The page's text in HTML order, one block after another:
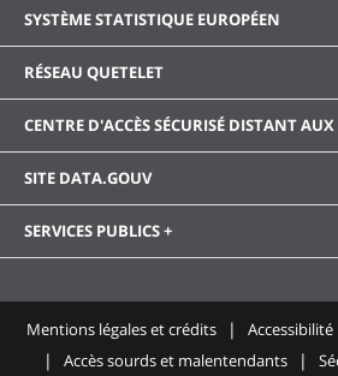
SYSTÈME STATISTIQUE EUROPÉEN
RÉSEAU QUETELET
CENTRE D'ACCÈS SÉCURISÉ DISTANT
SITE DATA.GOUV
SERVICES PUBLICS +
Mentions légales et crédits
Accès sourds et malentendants